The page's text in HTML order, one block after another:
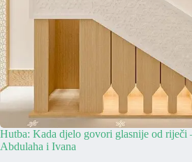
Hutba: Kada djelo govori glasnije od riječi
Abdulaha i Ivana